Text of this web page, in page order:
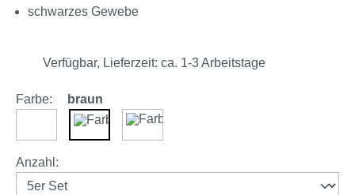
schwarzes Gewebe
Verfügbar, Lieferzeit: ca. 1-3 Arbeitstage
Farbe: braun
Anzahl auswählen
: